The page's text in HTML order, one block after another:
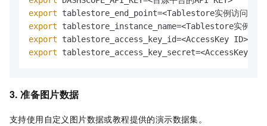
export
export
export
export tablestore_access_key_secret=<AccessKey
3. 准备图片数据
支持使用自定义图片数据或教程提供的演示数据集。